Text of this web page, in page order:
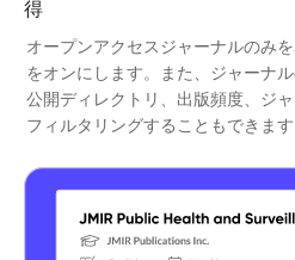
得
オープンアクセスジャーナルのみ
をオンにします。また、ジャーナ
公開ディレクトリ、出版頻度、ジ
フィルタリングすることもできます